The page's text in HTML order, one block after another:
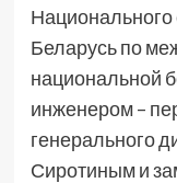
Национального
Беларусь по
национальной
инженером –
генерального
Сиротиным и